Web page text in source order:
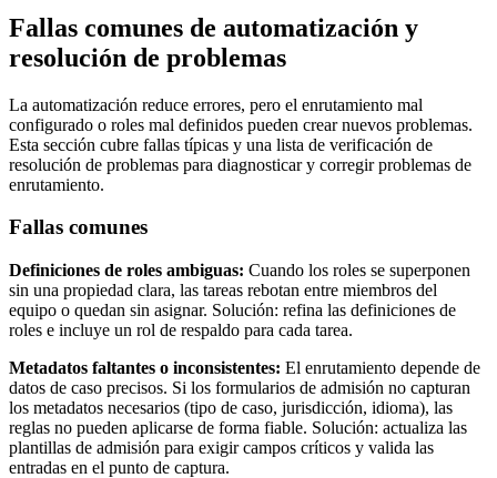
Fallas comunes de automatización y
resolución de problemas
La automatización reduce errores, pero el enrutamiento mal
configurado o roles mal definidos pueden crear nuevos problemas.
Esta sección cubre fallas típicas y una lista de verificación de
resolución de problemas para diagnosticar y corregir problemas de
enrutamiento.
Fallas comunes
Definiciones de roles ambiguas: Cuando los roles se superponen
sin una propiedad clara, las tareas rebotan entre miembros del
equipo o quedan sin asignar. Solución: refina las definiciones de
roles e incluye un rol de respaldo para cada tarea.
Metadatos faltantes o inconsistentes: El enrutamiento depende de
datos de caso precisos. Si los formularios de admisión no capturan
los metadatos necesarios (tipo de caso, jurisdicción, idioma), las
reglas no pueden aplicarse de forma fiable. Solución: actualiza las
plantillas de admisión para exigir campos críticos y valida las
entradas en el punto de captura.